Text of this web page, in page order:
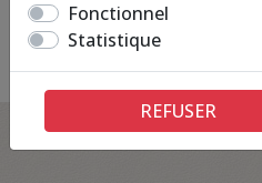
Fonctionnel
Statistique
REFUSER
Retour à la page précédente